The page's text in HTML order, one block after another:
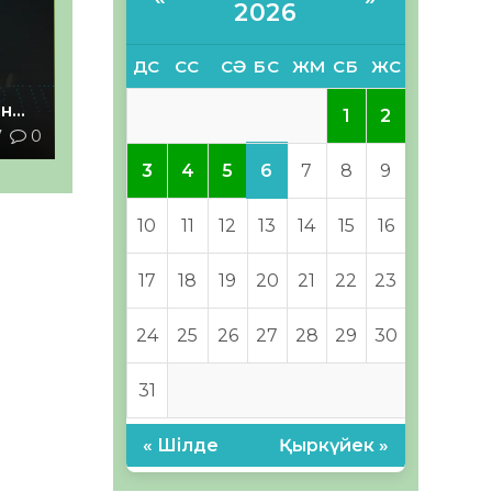
0
2026
ДС СС СӘ БС ЖМ СБ ЖС
1 2
3 4 5 6 7 8 9
10 11 12 13 14 15 16
17 18 19 20 21 22 23
24 25 26 27 28 29 30
31
« Шілде Қыркүйек »